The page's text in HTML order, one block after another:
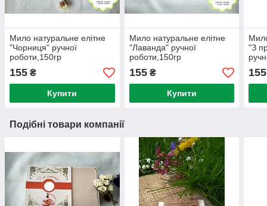
Мило натуральне елітне
"Чорниця" ручної
роботи,150гр
155 ₴
Купити
Мило натуральне елітне
"Лаванда" ручної
роботи,150гр
155₴
Купити
"З
155
Подібні товари компанії